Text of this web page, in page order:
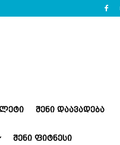
ᲨᲔᲜᲘ ᲓᲐᲐᲕᲐᲓᲔᲑᲐ
ᲨᲔᲜᲘ ᲤᲘᲢᲜᲔᲡᲘ